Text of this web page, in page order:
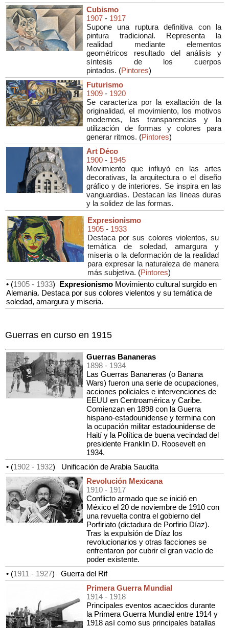
Cubismo
1907 - 1917
Supone una ruptura definitiva con la
pintura tradicional. Representa la
realidad mediante elementos
geométricos resultado del análisis y
síntesis de los cuerpos
pintados. (Pintores)
Futurismo
1909 - 1920
Se caracteriza por la exaltación de la
originalidad, el movimiento, los motivos
modernos, las transparencias y la
utilización de formas y colores para
generar ritmos. (Pintores)
Art Déco
1900 - 1945
Movimiento que influyó en las artes
decorativas, la arquitectura o el diseño
gráfico y de interiores. Se inspira en las
vanguardias. Destacan las líneas duras
y la solidez de las formas.
Expresionismo
1905 - 1933
Destaca por sus colores violentos, su
temática de soledad, amargura y
miseria o la deformación de la realidad
para expresar la naturaleza de manera
más subjetiva. (Pintores)
• (1905 - 1933) Expresionismo Movimiento cultural surgido en
Alemania. Destaca por sus colores vielentos y su temática de
soledad, amargura y miseria.
Guerras en curso en 1915
Guerras Bananeras
1898 - 1934
Las Guerras Bananeras (o Banana
Wars) fueron una serie de ocupaciones,
acciones policiales e intervenciones de
EEUU en Centroamérica y Caribe.
Comienzan en 1898 con la Guerra
hispano-estadounidense y termina con
la ocupación militar estadounidense de
Haití y la Política de buena vecindad del
presidente Franklin D. Roosevelt en
1934.
• (1902 - 1932)
Unificación de Arabia Saudita
Revolución Mexicana
1910 - 1917
Conflicto armado que se inició en
México el 20 de noviembre de 1910 con
una revuelta contra el gobierno del
Porfiriato (dictadura de Porfirio Díaz).
Tras la expulsión de Díaz los
revolucionarios y otras facciones se
enfrentaron por cubrir el gran vacío de
poder existente.
• (1911 - 1927)
Guerra del Rif
Primera Guerra Mundial
1914 - 1918
Principales eventos acaecidos durante
la Primera Guerra Mundial entre 1914 y
1918 así como sus principales batallas